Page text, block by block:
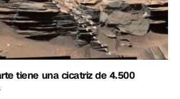
tiene una cicatriz de 4.500